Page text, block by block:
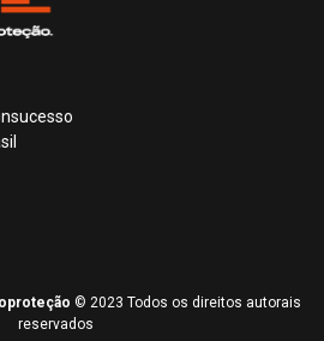
© 2023 Todos os direitos autorais
reservados